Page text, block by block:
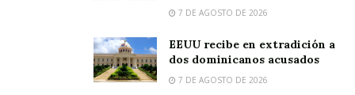
7 DE AGOSTO DE 2026
EEUU recibe en extradición a
dos dominicanos acusados
7 DE AGOSTO DE 2026